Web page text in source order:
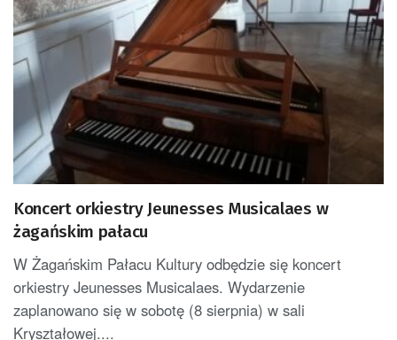
Koncert orkiestry Jeunesses Musicalaes w
żagańskim pałacu
W Żagańskim Pałacu Kultury odbędzie się koncert
orkiestry Jeunesses Musicalaes. Wydarzenie
zaplanowano się w sobotę (8 sierpnia) w sali
Kryształowej....